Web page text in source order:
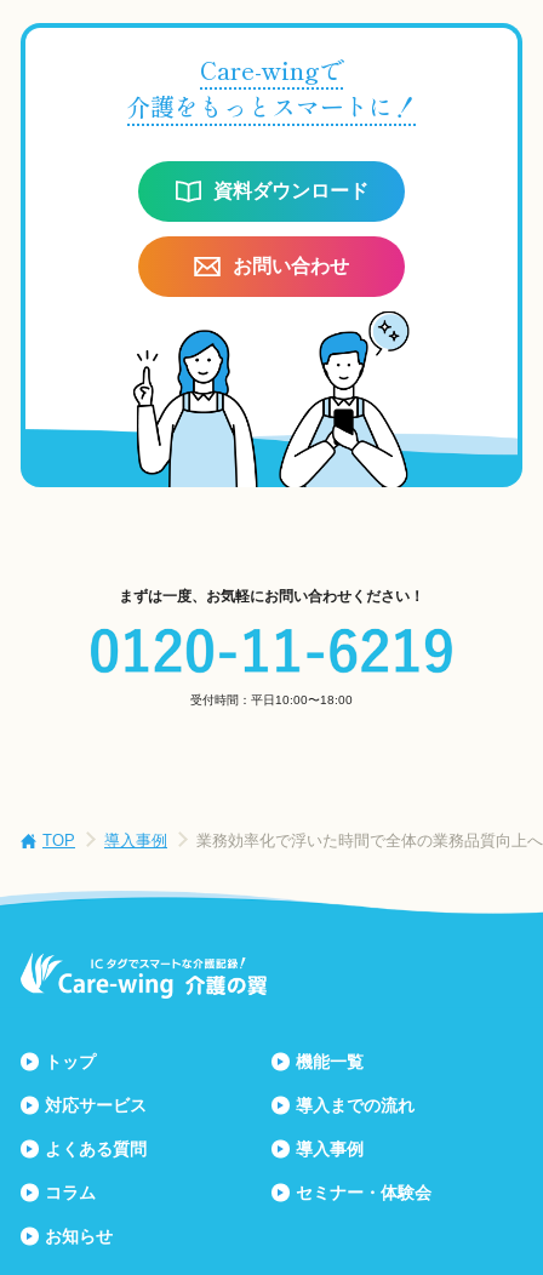
Care-wingで
介護をもっとスマートに！
資料ダウンロード
お問い合わせ
まずは一度、お気軽にお問い合わせください！
受付時間：平日10:00〜18:00
TOP 導入事例 業務効率化で浮いた時間で全体の業務品質向上
トップ 機能一覧
対応サービス 導入までの流れ
よくある質問 導入事例
コラム セミナー・体験会
お知らせ